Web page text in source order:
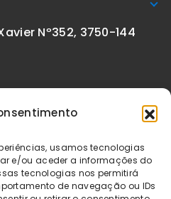
usamos tecnologias
e/ou aceder a informações do
tecnologias nos permitirá
de navegação ou IDs
Nº352, 3750-144
online.pt
à taxa legal em vigor. Todos